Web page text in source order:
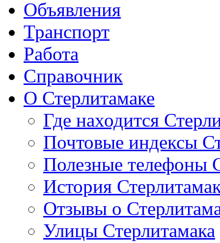
Объявления
Транспорт
Работа
Справочник
О Стерлитамаке
Где находится
Почтовые индексы
Полезные телефоны
История
Отзывы о
Улицы Стерлитамака